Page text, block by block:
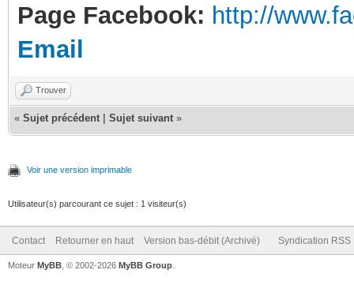
Page Facebook: http://
Email
Trouver
« Sujet précédent Sujet suivant »
Voir une version imprimable
Utilisateur(s) parcourant ce sujet : 1 visiteur(s)
Contact Retourner en haut Version bas-débit (Archivé) Syndication RSS
Moteur MyBB , © 2002-2026 MyBB Group